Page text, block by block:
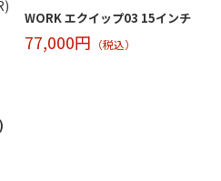
WORK エクイップ03 15インチ
77,000円 （税込）